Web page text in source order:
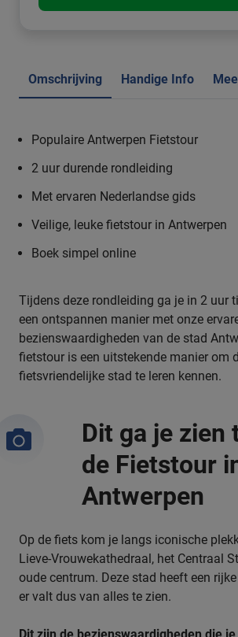
Omschrijving Handige Info
Populaire Antwerpen Fietstour
2 uur durende rondleiding
Met ervaren Nederlandse gids
Veilige, leuke fietstour in Antwerpen
Boek simpel online
Tijdens deze rondleiding ga je in 2 uur
een ontspannen manier met onze
bezienswaardigheden van de stad
fietstour is een uitstekende manier om
fietsvriendelijke stad te leren kennen.
Dit ga je zien
de Fietstour
Antwerpen
Op de fiets kom je langs iconische
Lieve-Vrouwekathedraal, het Centraal
oude centrum. Deze stad heeft een
er valt dus van alles te zien.